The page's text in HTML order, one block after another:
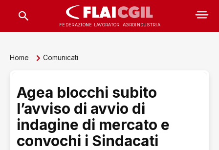
FEDERAZIONE LAVORATORI AGROINDUSTRIA
Home Comunicati
Agea blocchi subito
l’avviso di avvio di
indagine di mercato e
convochi i Sindacati